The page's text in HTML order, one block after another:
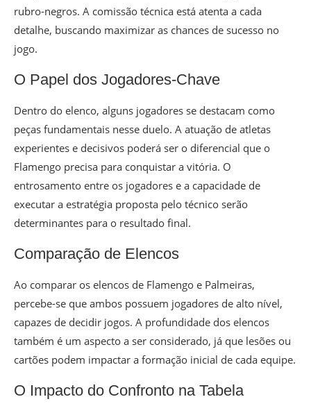
rubro-negros. A comissão técnica está atenta a cada
detalhe, buscando maximizar as chances de sucesso no
jogo.
O Papel dos Jogadores-Chave
Dentro do elenco, alguns jogadores se destacam como
peças fundamentais nesse duelo. A atuação de atletas
experientes e decisivos poderá ser o diferencial que o
Flamengo precisa para conquistar a vitória. O
entrosamento entre os jogadores e a capacidade de
executar a estratégia proposta pelo técnico serão
determinantes para o resultado final.
Comparação de Elencos
Ao comparar os elencos de Flamengo e Palmeiras,
percebe-se que ambos possuem jogadores de alto nível,
capazes de decidir jogos. A profundidade dos elencos
também é um aspecto a ser considerado, já que lesões ou
cartões podem impactar a formação inicial de cada equipe.
O Impacto do Confronto na Tabela